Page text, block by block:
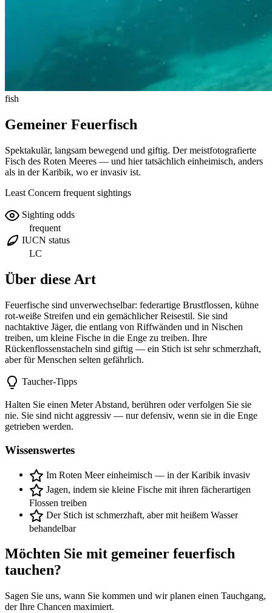
fish
Gemeiner Feuerfisch
Spektakulär, langsam bewegend und giftig. Der meistfotografierte
Fisch des Roten Meeres — und hier tatsächlich einheimisch, anders
als in der Karibik, wo er invasiv ist.
Least Concern frequent sightings
Sighting odds
frequent
IUCN status
LC
Über diese Art
Feuerfische sind unverwechselbar: federartige Brustflossen, kühne
rot-weiße Streifen und ein gemächlicher Reisestil. Sie sind
nachtaktive Jäger, die entlang von Riffwänden und in Nischen
treiben, um kleine Fische in die Enge zu treiben. Ihre
Rückenflossenstacheln sind giftig — ein Stich ist sehr schmerzhaft,
aber für Menschen selten gefährlich.
Taucher-Tipps
Halten Sie einen Meter Abstand, berühren oder verfolgen Sie sie
nie. Sie sind nicht aggressiv — nur defensiv, wenn sie in die Enge
getrieben werden.
Wissenswertes
Im Roten Meer einheimisch — in der Karibik invasiv
Jagen, indem sie kleine Fische mit ihren fächerartigen
Flossen treiben
Der Stich ist schmerzhaft, aber mit heißem Wasser
behandelbar
Möchten Sie mit gemeiner feuerfisch
tauchen?
Sagen Sie uns, wann Sie kommen und wir planen einen Tauchgang,
der Ihre Chancen maximiert.